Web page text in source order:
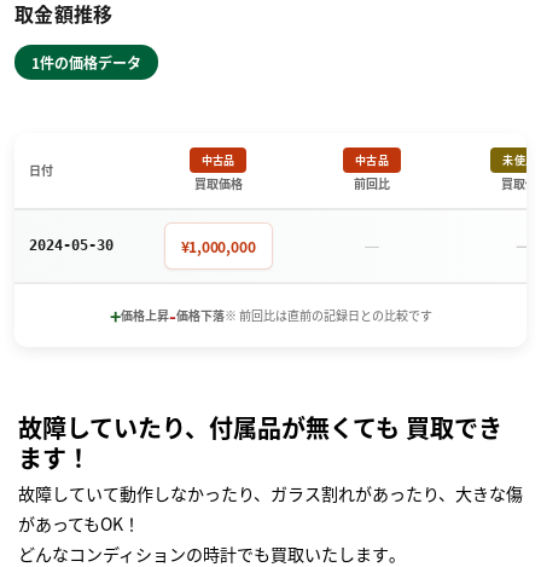
取金額推移
1件の価格データ
日付
中古品
買取価格
中古品
前回比
未使用
買取価
2024-05-30 ¥1,000,000 － －
+価格上昇-価格下落※ 前回比は直前の記録日との比較です
故障していたり、付属品が無くても 買取でき
ます！
故障していて動作しなかったり、ガラス割れがあったり、大きな傷
があってもOK！
どんなコンディションの時計でも買取いたします｡